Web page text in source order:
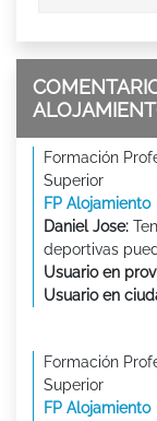
Formación
Superior
FP Alojamiento
Daniel Jose:
deportivas
Usuario en
Usuario en
Formación
Superior
FP Alojamiento